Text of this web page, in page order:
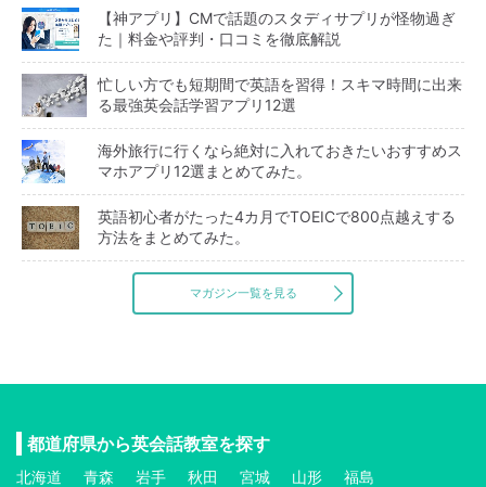
【神アプリ】CMで話題のスタディサプリが怪物過ぎ
た｜料金や評判・口コミを徹底解説
忙しい方でも短期間で英語を習得！スキマ時間に出来
る最強英会話学習アプリ12選
海外旅行に行くなら絶対に入れておきたいおすすめス
マホアプリ12選まとめてみた。
英語初心者がたった4カ月でTOEICで800点越えする
方法をまとめてみた。
マガジン一覧を見る
都道府県から英会話教室を探す
北海道 青森 岩手 秋田 宮城 山形 福島